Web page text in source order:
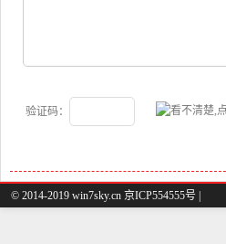
验证码：
© 2014-2019 win7sky.cn 京ICP554555号 |